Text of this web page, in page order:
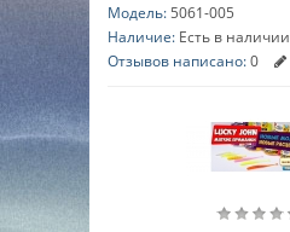
Модель: 5061-005
Наличие: Есть в наличии
Отзывов написано:0